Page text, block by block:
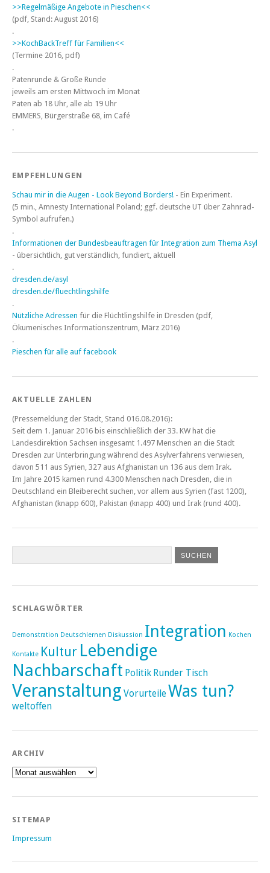
>>Regelmäßige Angebote in Pieschen<<
(pdf, Stand: August 2016)
.
>>KochBackTreff für Familien<<
(Termine 2016, pdf)
.
Patenrunde & Große Runde
jeweils am ersten Mittwoch im Monat
Paten ab 18 Uhr, alle ab 19 Uhr
EMMERS, Bürgerstraße 68, im Café
.
EMPFEHLUNGEN
Schau mir in die Augen - Look Beyond Borders! - Ein Experiment.
(5 min., Amnesty International Poland; ggf. deutsche UT über Zahnrad-
Symbol aufrufen.)
.
Informationen der Bundesbeauftragen für Integration zum Thema Asyl
- übersichtlich, gut verständlich, fundiert, aktuell
.
dresden.de/asyl
dresden.de/fluechtlingshilfe
.
Nützliche Adressen für die Flüchtlingshilfe in Dresden (pdf,
Ökumenisches Informationszentrum, März 2016)
.
Pieschen für alle auf facebook
AKTUELLE ZAHLEN
(Pressemeldung der Stadt, Stand 016.08.2016):
Seit dem 1. Januar 2016 bis einschließlich der 33. KW hat die
Landesdirektion Sachsen insgesamt 1.497 Menschen an die Stadt
Dresden zur Unterbringung während des Asylverfahrens verwiesen,
davon 511 aus Syrien, 327 aus Afghanistan un 136 aus dem Irak.
Im Jahre 2015 kamen rund 4.300 Menschen nach Dresden, die in
Deutschland ein Bleiberecht suchen, vor allem aus Syrien (fast 1200),
Afghanistan (knapp 600), Pakistan (knapp 400) und Irak (rund 400).
SCHLAGWÖRTER
Demonstration Deutschlernen Diskussion Integration Kochen
Kontakte Kultur Lebendige
Nachbarschaft Politik Runder Tisch
Veranstaltung VorurteileWas tun?
weltoffen
ARCHIV
Archiv
SITEMAP
Impressum